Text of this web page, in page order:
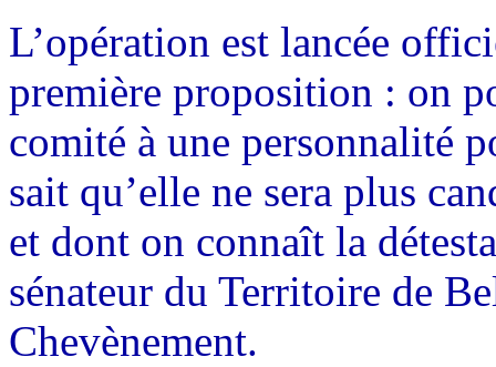
L’opération est lancée
première proposition : on
comité à une personnalité
sait qu’elle ne sera plus
et dont on connaît la
sénateur du Territoire de
Chevènement.